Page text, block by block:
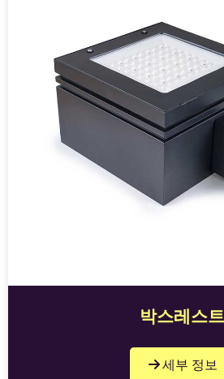
박스레스트
세부 정보